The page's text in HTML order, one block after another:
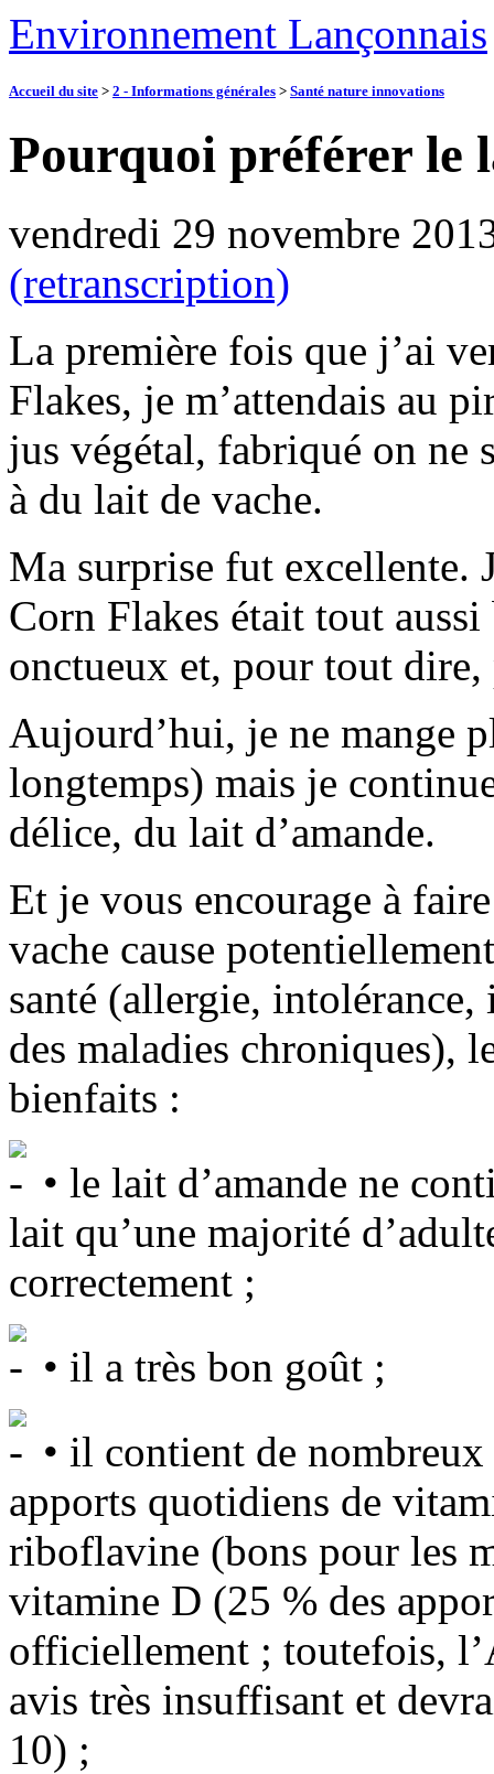
Environnement Lançonnais
Accueil du site > 2 - Informations générales > Santé nature innovations
Pourquoi préférer le
vendredi 29 novembre
(retranscription)
La première fois que j’ai
Flakes, je m’attendais au
jus végétal, fabriqué on ne
à du lait de vache.
Ma surprise fut excellente.
Corn Flakes était tout
onctueux et, pour tout
Aujourd’hui, je ne mange
longtemps) mais je
délice, du lait d’amande.
Et je vous encourage à
vache cause
santé (allergie,
des maladies chroniques),
bienfaits :
• le lait d’amande ne
lait qu’une majorité
correctement ;
• il a très bon goût ;
• il contient de
apports quotidiens de
riboflavine (bons pour les
vitamine D (25 % des
officiellement ; toutefois,
avis très insuffisant et
10) ;